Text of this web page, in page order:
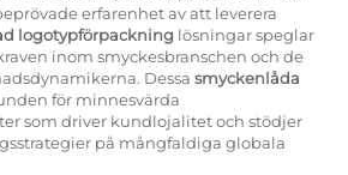
erfarenhet av att leverera
logotypförpackning lösningar speglar
inom smyckesbranschen och de
Dessa smyckenlåda
för minnesvärda
som driver kundlojalitet och stödjer
på mångfaldiga globala